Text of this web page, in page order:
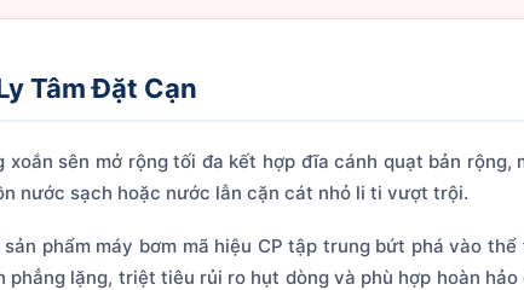
Tâm Đặt Cạn
sên mở rộng tối đa kết hợp đĩa cánh quạt bản rộng,
nước sạch hoặc nước lẫn cặn cát nhỏ li ti vượt trội.
phẩm máy bơm mã hiệu CP tập trung bứt phá vào
lặng, triệt tiêu rủi ro hụt dòng và phù hợp hoàn